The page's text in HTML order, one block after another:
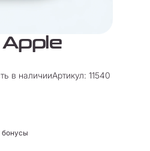
в наличииАртикул: 11540
бонусы